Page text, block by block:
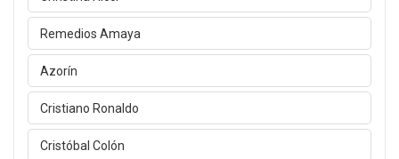
Remedios Amaya
Azorín
Cristiano Ronaldo
Cristóbal Colón